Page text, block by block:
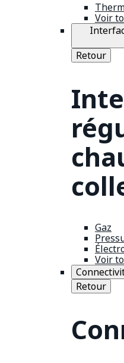
Voir
Retour
Gaz
Voir
Retour